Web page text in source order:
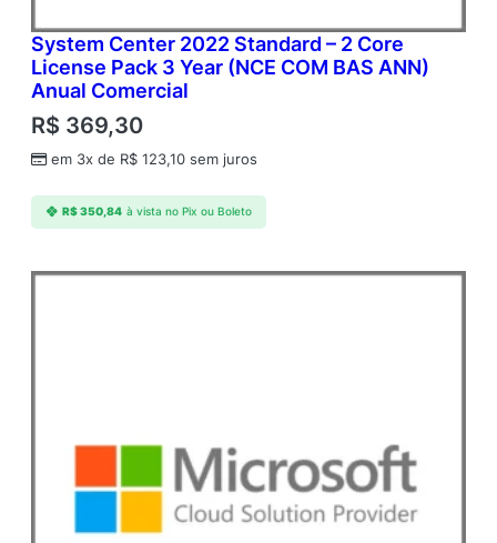
System Center 2022 Standard – 2 Core
License Pack 3 Year (NCE COM BAS ANN)
Anual Comercial
R$ 369,30
em 3x de R$ 123,10 sem juros
R$350,84 à vista no Pix ou Boleto